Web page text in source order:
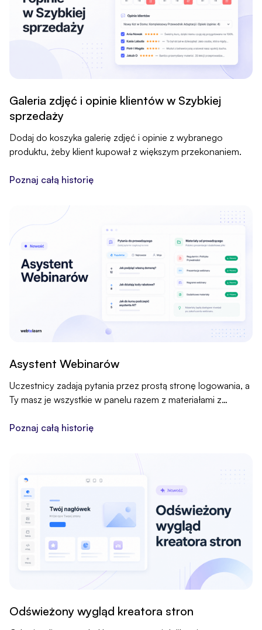
Galeria zdjęć i opinie klientów w Szybkiej
sprzedaży
Dodaj do koszyka galerię zdjęć i opinie z wybranego
produktu, żeby klient kupował z większym przekonaniem.
Poznaj całą historię
Asystent Webinarów
Uczestnicy zadają pytania przez prostą stronę logowania, a
Ty masz je wszystkie w panelu razem z materiałami z
Poznaj całą historię
Odświeżony wygląd kreatora stron